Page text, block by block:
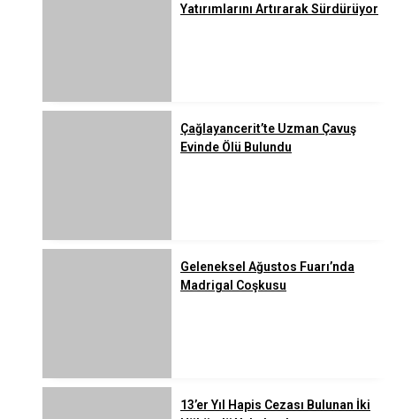
Yatırımlarını Artırarak Sürdürüyor
Çağlayancerit’te Uzman Çavuş
Evinde Ölü Bulundu
Geleneksel Ağustos Fuarı’nda
Madrigal Coşkusu
13’er Yıl Hapis Cezası Bulunan İki